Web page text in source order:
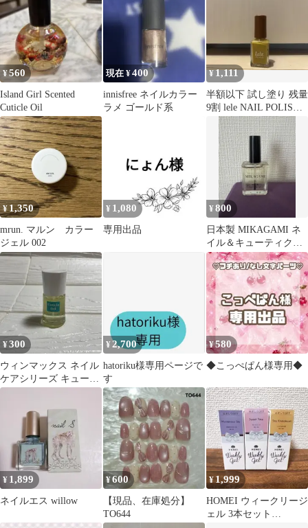
¥560
Island Girl Scented
Cuticle Oil
現在 ¥400
innisfree ネイルカラー
ラメ ゴールド系
¥1,111
半額以下 試し塗り 残量
9割 lele NAIL POLISH
HIMAWARI
¥ 1,350
mrun. マルン カラー
ジェル 002
¥ 1,080
専用出品
¥800
日本製 MIKAGAMI ネ
イル＆キューティクル
オイル 14ml
¥300
ウィンマックス ネイル
ケアシリーズ キューテ
ィクルオイル
¥2,700
hatoriku様専用ページで
す
¥580
◆こっぺぱん様専用◆
¥ 1,899
ネイルエス willow
¥600
【現品、在庫処分】
TO644
¥ 1,999
HOMEI ウィークリージ
ェル 3本セット